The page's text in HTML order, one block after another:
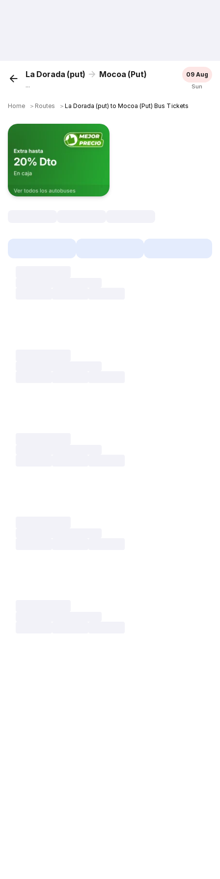
La Dorada (put) Mocoa (Put)
...
09 Aug
Sun
Home ＞ Routes ＞La Dorada (put) to Mocoa (Put) Bus Tickets